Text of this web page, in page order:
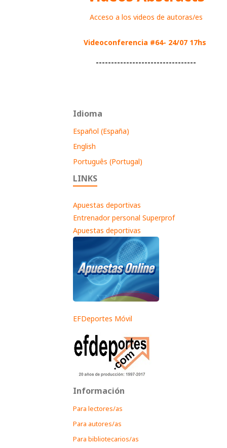
Acceso a los videos de autoras/es
Videoconferencia #64- 24/07 17hs
---------------------------------
Idioma
Español (España)
English
Português (Portugal)
LINKS
Apuestas deportivas
Entrenador personal Superprof
Apuestas deportivas
EFDeportes Móvil
Información
Para lectores/as
Para autores/as
Para bibliotecarios/as